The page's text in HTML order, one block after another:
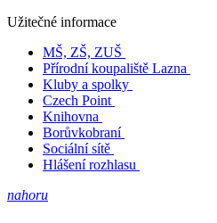
Užitečné informace
MŠ, ZŠ, ZUŠ
Přírodní koupaliště Lazna
Kluby a spolky
Czech Point
Knihovna
Borůvkobraní
Sociální sítě
Hlášení rozhlasu
nahoru